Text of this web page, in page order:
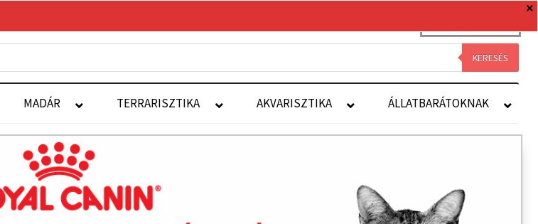
KERESÉS
MADÁR TERRARISZTIKA AKVARISZTIKA ÁLLATBARÁTOKNAK